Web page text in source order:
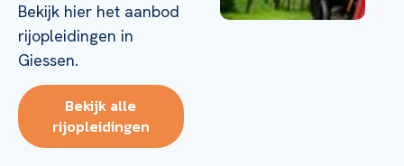
Bekijk hier het aanbod
rijopleidingen in
Giessen.
Bekijk alle
rijopleidingen